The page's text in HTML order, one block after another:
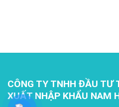
CÔNG TY TNHH ĐẦU TƯ
XUẤT NHẬP KHẨU NAM